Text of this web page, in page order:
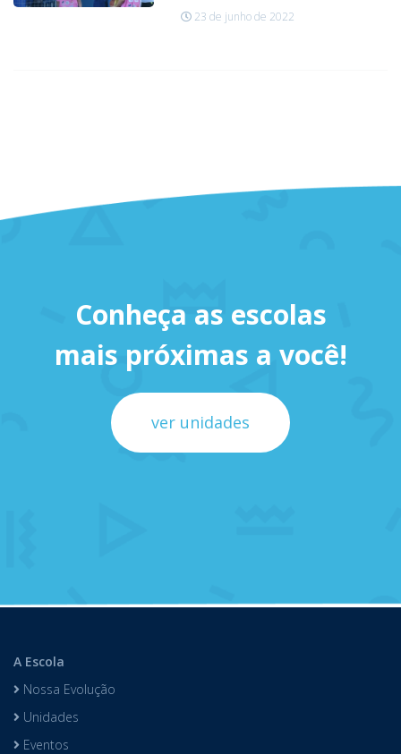
23 de junho de 2022
Conheça as escolas
mais próximas a você!
ver unidades
A Escola
Nossa Evolução
Unidades
Eventos